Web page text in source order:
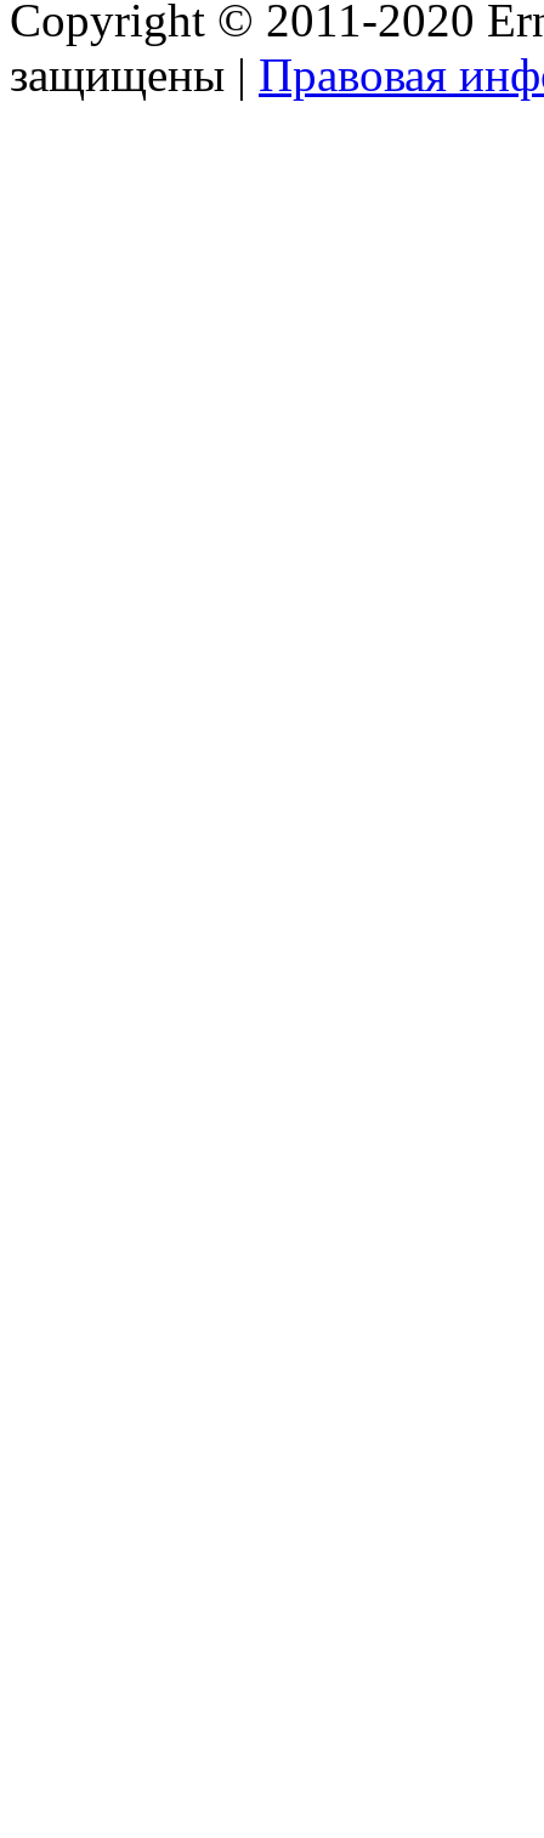
Copyright © 2011-2020
защищены | Правовая